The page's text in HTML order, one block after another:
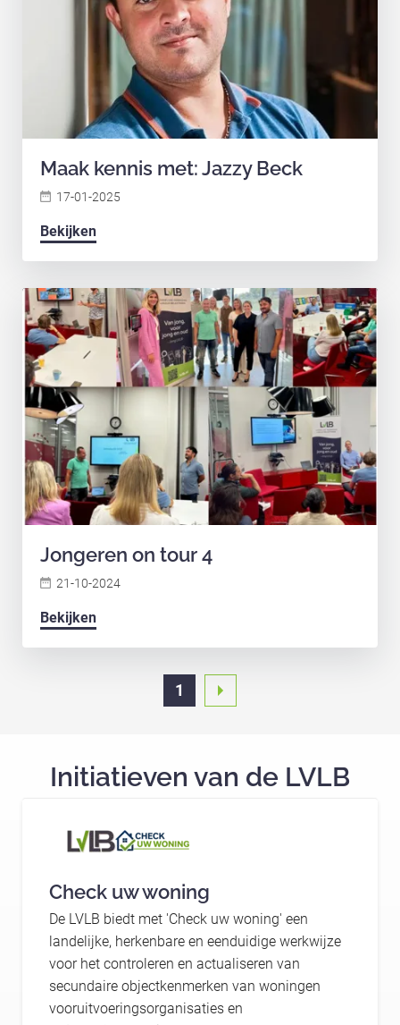
Maak kennis met: Jazzy Beck
17-01-2025
Bekijken
Jongeren on tour 4
21-10-2024
Bekijken
1
Initiatieven van de LVLB
Check uw woning
De LVLB biedt met 'Check uw woning' een
landelijke, herkenbare en eenduidige werkwijze
voor het controleren en actualiseren van
secundaire objectkenmerken van woningen
vooruitvoeringsorganisaties en